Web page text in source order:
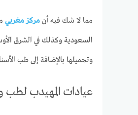
مما لا شك فيه أن مركز مغربي
السعودية وكذلك في الشرق
وتجميلها بالإضافة إلى طب
عيادات المهيدب لطب